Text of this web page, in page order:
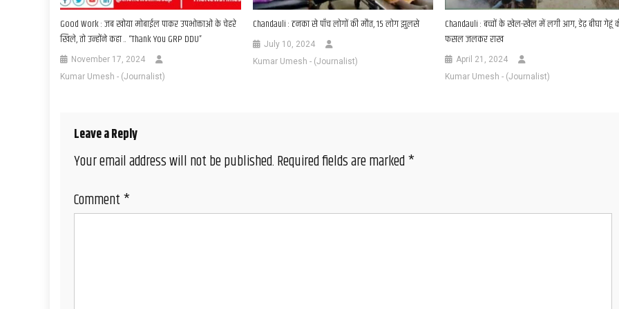
Good Work : जब खोया मोबाईल पाकर उपभोक्ताओं के चेहरे
खिले, तो उन्होंने कहा .. “Thank You GRP DDU”
November 17, 2024
Kumar Umesh - (Journalist)
Chandauli : ठनका से पाँच लोगों की मौत, 15 लोग झुलसे
July 10, 2024
Kumar Umesh - (Journalist)
Chandauli : बच्चों के खेल-खेल में लगी आग, डेढ़ बीघा गेहूं
फसल जलकर राख
April 21, 2024
Kumar Umesh - (Journalist)
Leave a Reply
Your email address will not be published.Required fields are marked*
Comment*